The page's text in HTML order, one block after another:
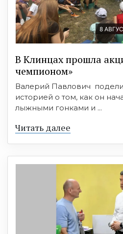
8
В Клинцах прошла
чемпионом»
Валерий Павлович
историей о том, как он
лыжными гонками и ...
Читать далее